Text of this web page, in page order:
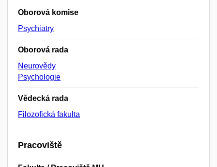
Oborová komise
Psychiatry
Oborová rada
Neurovědy
Psychologie
Vědecká rada
Filozofická fakulta
Pracoviště